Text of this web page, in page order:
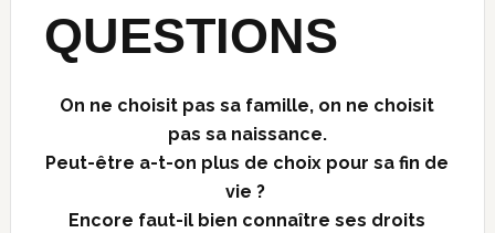
QUESTIONS
On ne choisit pas sa famille, on ne choisit
pas sa naissance.
Peut-être a-t-on plus de choix pour sa fin de
vie ?
Encore faut-il bien connaître ses droits